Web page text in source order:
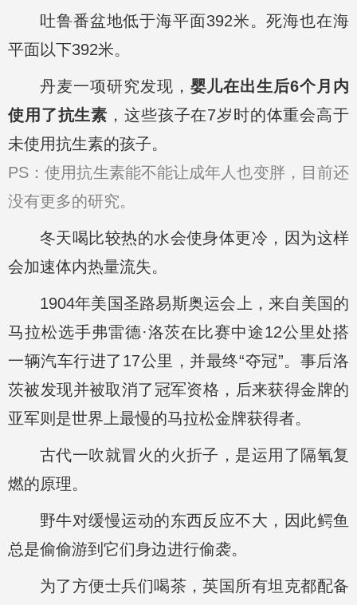
吐鲁番盆地低于海平面392米。死海也在海
平面以下392米。
丹麦一项研究发现， 婴儿在出生后6个月内
使用了抗生素 ，这些孩子在7岁时的体重会高于
未使用抗生素的孩子。
PS：使用抗生素能不能让成年人也变胖，目前还
没有更多的研究。
冬天喝比较热的水会使身体更冷，因为这样
会加速体内热量流失。
1904年美国圣路易斯奥运会上，来自美国的
马拉松选手弗雷德·洛茨在比赛中途12公里处搭
一辆汽车行进了17公里，并最终“夺冠”。事后洛
茨被发现并被取消了冠军资格，后来获得金牌的
亚军则是世界上最慢的马拉松金牌获得者。
古代一吹就冒火的火折子，是运用了隔氧复
燃的原理。
野牛对缓慢运动的东西反应不大，因此鳄鱼
总是偷偷游到它们身边进行偷袭。
为了方便士兵们喝茶，英国所有坦克都配备